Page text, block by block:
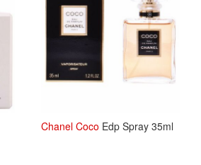
Chanel Coco Edp Spray 35ml